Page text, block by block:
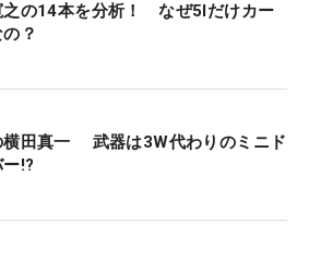
之の14本を分析！ なぜ5Iだけカー
？
横田真一 武器は3W代わりのミニド
!?